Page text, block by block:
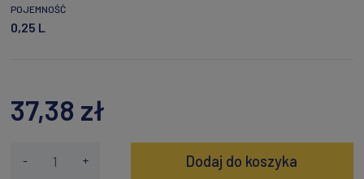
POJEMNOŚĆ
0,25 L
37,38 zł
- + Dodaj do koszyka